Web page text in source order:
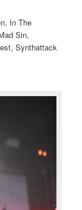
In The
Sin,
Synthattack